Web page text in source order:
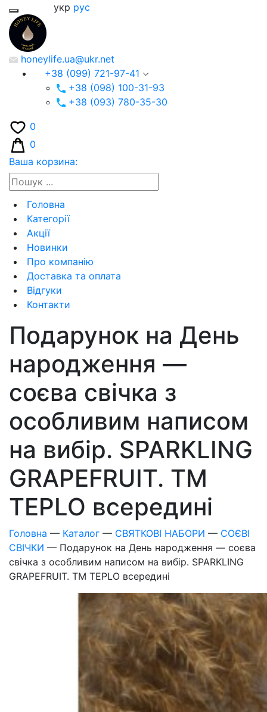
укр рус
honeylife.ua@ukr.net
+38 (099) 721-97-41
+38 (098) 100-31-93
+38 (093) 780-35-30
0
0
Ваша корзина:
Головна
Категорії
Акції
Новинки
Про компанію
Доставка та оплата
Відгуки
Контакти
Подарунок на День
народження —
соєва свічка з
особливим написом
на вибір. SPARKLING
GRAPEFRUIT. ТМ
TEPLO всередині
Головна — Каталог — СВЯТКОВІ НАБОРИ — СОЄВІ
СВІЧКИ — Подарунок на День народження — соєва
свічка з особливим написом на вибір. SPARKLING
GRAPEFRUIT. ТМ TEPLO всередині